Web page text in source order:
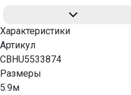
Характеристики
Артикул
CBHU5533874
Размеры
5.9м